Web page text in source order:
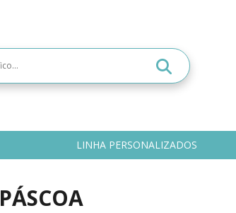
LINHA PERSONALIZADOS
PÁSCOA